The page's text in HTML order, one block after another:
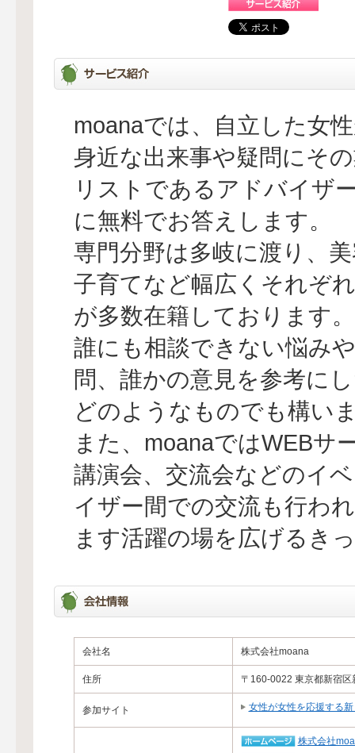
moanaでは、自立した女
身近な出来事や疑問にそ
リストであるアドバイザ
に無料でお答えします。
専門分野は多岐に渡り、
子育てなど幅広くそれぞ
が多数在籍しております。
誰にも相談できない悩み
問、誰かの意見を参考に
どのようなものでも構い
また、moanaではWEBサ
講演会、交流会などのイ
イザー間での交流も行わ
ます活躍の場を広げるき
会社名 株式会社moana
住所 〒160-0022 東京都新宿
参加サイト 女性が女性を応援する
株式会社